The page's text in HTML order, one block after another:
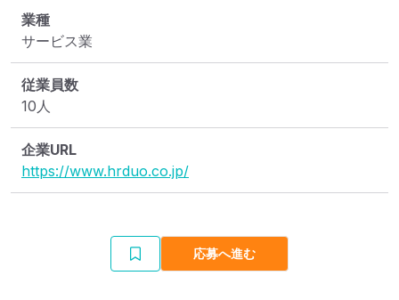
業種
サービス業
従業員数
10人
企業URL
https://www.hrduo.co.jp/
応募へ進む